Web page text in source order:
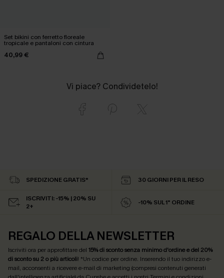
Set bikini con ferretto floreale
tropicale e pantaloni con cintura
40,99 €
Vi piace? Condividetelo!
SPEDIZIONE GRATIS* 30 GIORNI PER IL RESO
ISCRIVITI: -15% | 20% SU
2+
-10% SUL 1° ORDINE
REGALO DELLA NEWSLETTER
Iscriviti ora per approfittare del 15% di sconto senza minimo d'ordine e del 20%
di sconto su 2 o più articoli! *Un codice per ordine. Inserendo il tuo indirizzo e-
mail, acconsenti a ricevere e-mail di marketing (compresi contenuti generati